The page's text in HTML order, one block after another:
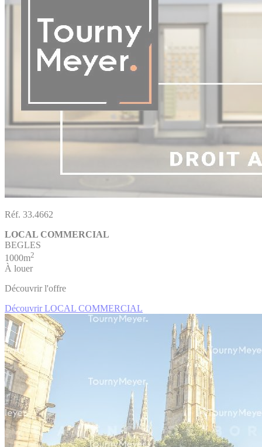
Réf. 33.4662
LOCAL COMMERCIAL
BEGLES
1000m2
À louer
Découvrir l'offre
Découvrir LOCAL COMMERCIAL